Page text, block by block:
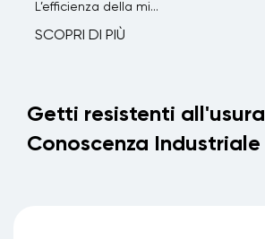
L’efficienza della mi...
SCOPRI DI PIÙ
Getti resistenti all'usura
Conoscenza Industriale